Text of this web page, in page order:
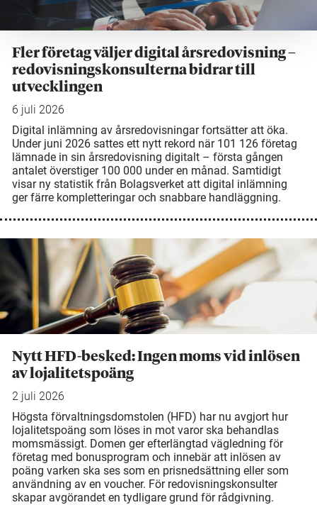
Fler företag väljer digital årsredovisning –
redovisningskonsulterna bidrar till
utvecklingen
6 juli 2026
Digital inlämning av årsredovisningar fortsätter att öka.
Under juni 2026 sattes ett nytt rekord när 101 126 företag
lämnade in sin årsredovisning digitalt – första gången
antalet överstiger 100 000 under en månad. Samtidigt
visar ny statistik från Bolagsverket att digital inlämning
ger färre kompletteringar och snabbare handläggning.
Nytt HFD-besked: Ingen moms vid inlösen
av lojalitetspoäng
2 juli 2026
Högsta förvaltningsdomstolen (HFD) har nu avgjort hur
lojalitetspoäng som löses in mot varor ska behandlas
momsmässigt. Domen ger efterlängtad vägledning för
företag med bonusprogram och innebär att inlösen av
poäng varken ska ses som en prisnedsättning eller som
användning av en voucher. För redovisningskonsulter
skapar avgörandet en tydligare grund för rådgivning.